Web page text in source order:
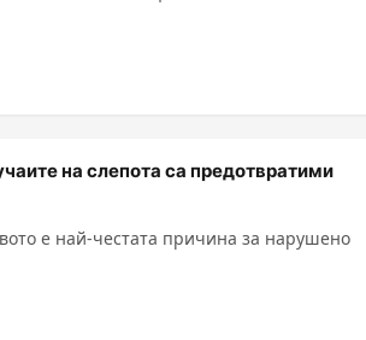
на слепота са предотвратими
е най-честата причина за нарушено